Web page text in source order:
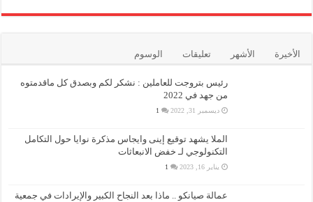
الأخيرة الأشهر تعليقات الوسوم
رئيس بتروجت للعاملين : نشكر لكم وبصدق كل ماقدمتوه
من جهد في 2022
ديسمبر 31, 2022 1
الملا يشهد توقيع إينى وايجاس مذكرة نوايا حول التكامل
التكنولوجي لـ خفض الانبعاثات
يناير 16, 2023 1
عمالة صيانكو .. ماذا بعد النجاح الكبير والإيرادات في جمعية